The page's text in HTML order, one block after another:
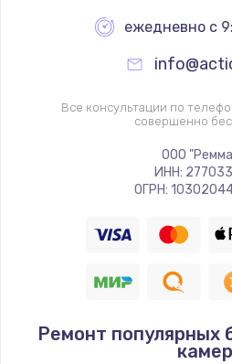
ежедневно с
Все консультации по
совершенно
ООО
ИНН:
ОГРН:
Ремонт популярных
камер